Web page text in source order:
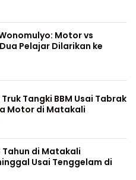
Motor vs
Pelajar Dilarikan ke
Tangki BBM Usai Tabrak
Motor di Matakali
Tahun di Matakali
Usai Tenggelam di